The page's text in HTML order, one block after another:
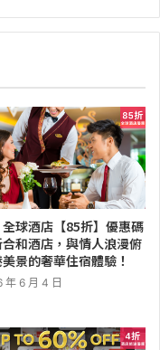
球酒店【85折】優惠碼
合和酒店，與情人浪漫俯
景的奢華住宿體驗！
年 6 月 4 日